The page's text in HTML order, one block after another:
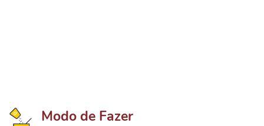
Modo de Fazer